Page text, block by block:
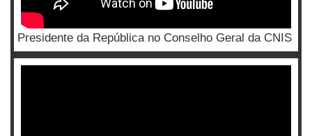
Presidente da República no Conselho Geral da CNIS